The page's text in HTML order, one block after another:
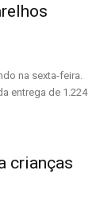
na sexta-feira.
entrega de 1.224
crianças